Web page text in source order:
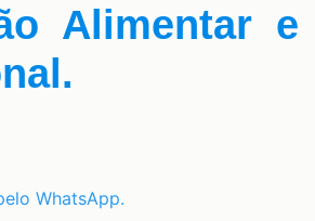
Alimentar e
WhatsApp.